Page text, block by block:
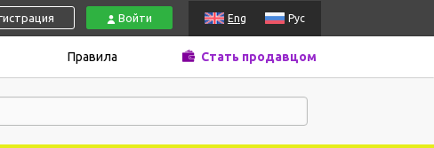
Войти Eng Рус
Правила Стать продавцом